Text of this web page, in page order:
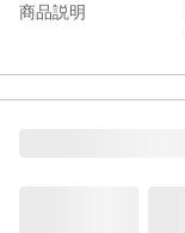
商品説明